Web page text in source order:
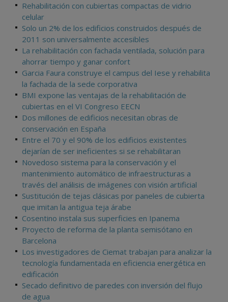
Rehabilitación con cubiertas compactas de vidrio
celular
Solo un 2% de los edificios construidos después de
2011 son universalmente accesibles
La rehabilitación con fachada ventilada, solución para
ahorrar tiempo y ganar confort
Garcia Faura construye el campus del Iese y rehabilita
la fachada de la sede corporativa
BMI expone las ventajas de la rehabilitación de
cubiertas en el VI Congreso EECN
Dos millones de edificios necesitan obras de
conservación en España
Entre el 70 y el 90% de los edificios existentes
dejarían de ser ineficientes si se rehabilitaran
Novedoso sistema para la conservación y el
mantenimiento automático de infraestructuras a
través del análisis de imágenes con visión artificial
Sustitución de tejas clásicas por paneles de cubierta
que imitan la antigua teja árabe
Cosentino instala sus superficies en Ipanema
Proyecto de reforma de la planta semisótano en
Barcelona
Los investigadores de Ciemat trabajan para analizar la
tecnología fundamentada en eficiencia energética en
edificación
Secado definitivo de paredes con inversión del flujo
de agua